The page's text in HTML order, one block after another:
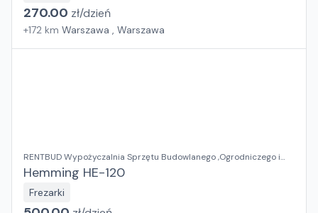
270.00 zł/dzień
+172 km Warszawa , Warszawa
RENTBUD Wypożyczalnia Sprzętu Budowlanego ,Ogrodniczego i
Elektronarzędzi
Hemming HE-120
Frezarki